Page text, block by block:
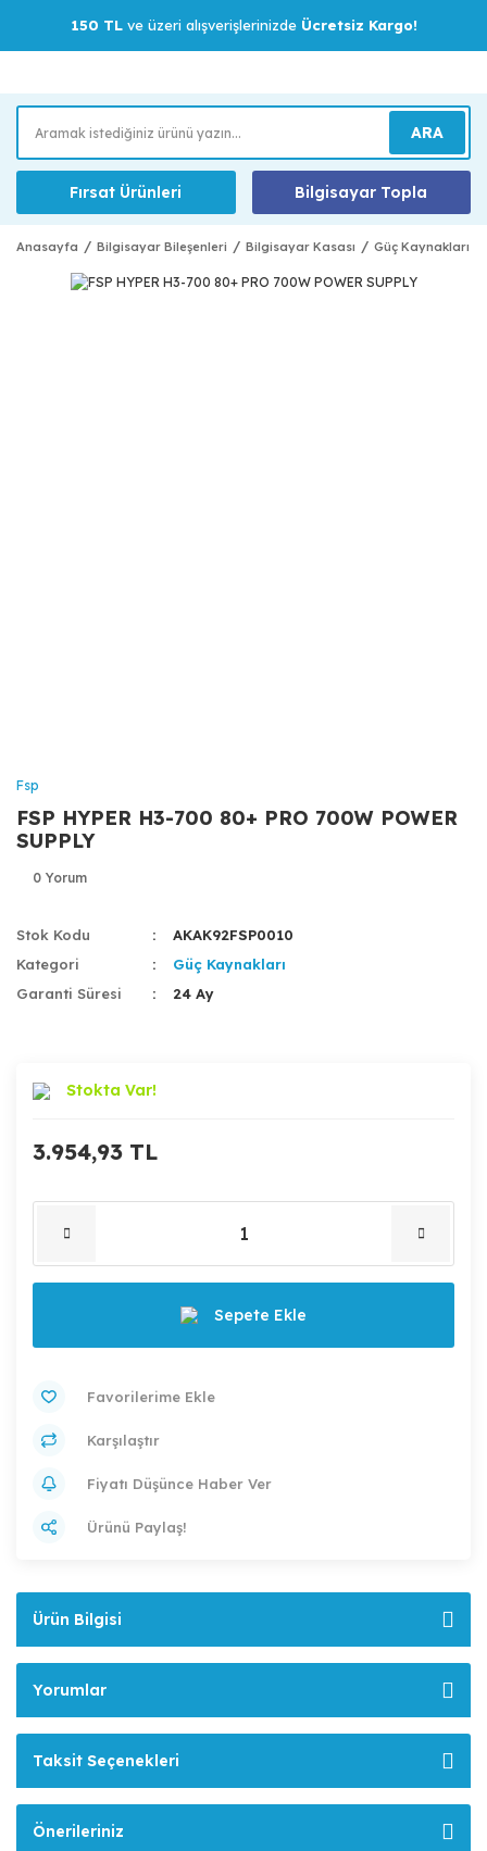
150 TLve üzeri alışverişlerinizde Ücretsiz Kargo!
ARA
Fırsat Ürünleri Bilgisayar Topla
Anasayfa Bilgisayar Bileşenleri Bilgisayar Kasası Güç Kaynakları
Fsp
FSP HYPER H3-700 80+ PRO 700W POWER
SUPPLY
0 Yorum
Stok Kodu
AKAK92FSP0010
Kategori
Güç Kaynakları
Garanti Süresi
24 Ay
Stokta Var!
3.954,93 TL
Sepete Ekle
Karşılaştır
Fiyatı Düşünce Haber Ver
Ürünü Paylaş!
Ürün Bilgisi
Yorumlar
Taksit Seçenekleri
Önerileriniz